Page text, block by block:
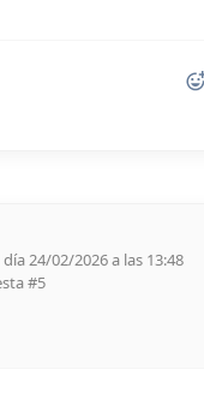
24/02/2026 a las 13:48
#5